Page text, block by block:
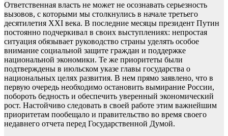
Ответственная власть не может не осознавать серьезность
вызовов, с которыми мы столкнулись в начале третьего
десятилетия XXI века. В последние месяцы президент Путин
постоянно подчеркивал в своих выступлениях: непростая
ситуация обязывает руководство страны уделять особое
внимание социальной защите граждан и поддержке
национальной экономики. Те же приоритеты были
подтверждены в июльском указе главы государства о
национальных целях развития. В нем прямо заявлено, что в
первую очередь необходимо остановить вымирание России,
побороть бедность и обеспечить уверенный экономический
рост. Настойчиво следовать в своей работе этим важнейшим
приоритетам пообещало и правительство во время своего
недавнего отчета перед Государственной Думой.